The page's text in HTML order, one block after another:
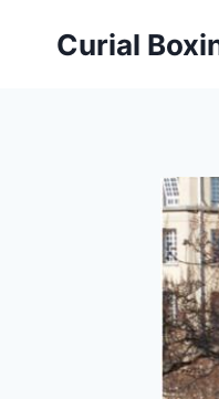
Curial